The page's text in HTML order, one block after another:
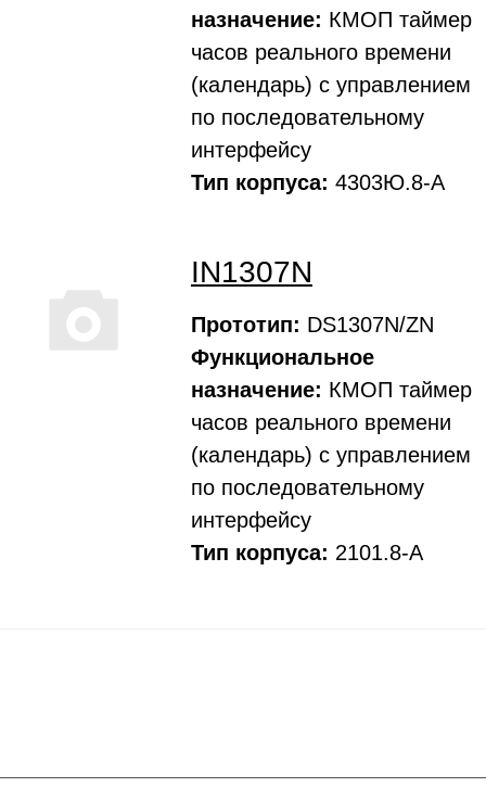
назначение: КМОП таймер
часов реального времени
(календарь) с управлением
по последовательному
интерфейсу
Тип корпуса: 4303Ю.8-А
IN1307N
Прототип: DS1307N/ZN
Функциональное
назначение: КМОП таймер
часов реального времени
(календарь) с управлением
по последовательному
интерфейсу
Тип корпуса: 2101.8-А